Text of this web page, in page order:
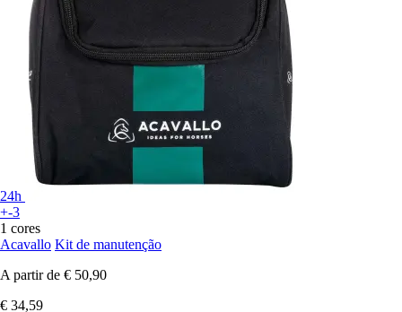
24h
+-3
1 cores
Acavallo Kit de manutenção
A partir de € 50,90
€ 34,59